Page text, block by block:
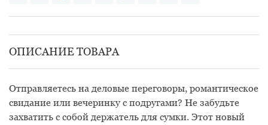
ОПИСАНИЕ ТОВАРА
Отправляетесь на деловые переговоры, романтическое
свидание или вечеринку с подругами? Не забудьте
захватить с собой держатель для сумки. Этот новый